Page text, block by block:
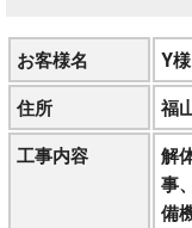
お客様名
Y様
住所
福
工事内容
解
事
備